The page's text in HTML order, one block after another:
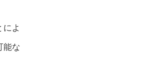
よ
能な